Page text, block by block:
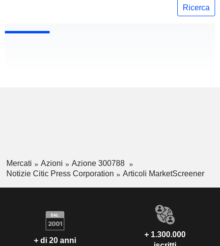
Ricerca
Mercati Azioni
Azione 300788
Notizie Citic Press Corporation
Articoli MarketScreener
+ di 20 anni
+ 1.300.000